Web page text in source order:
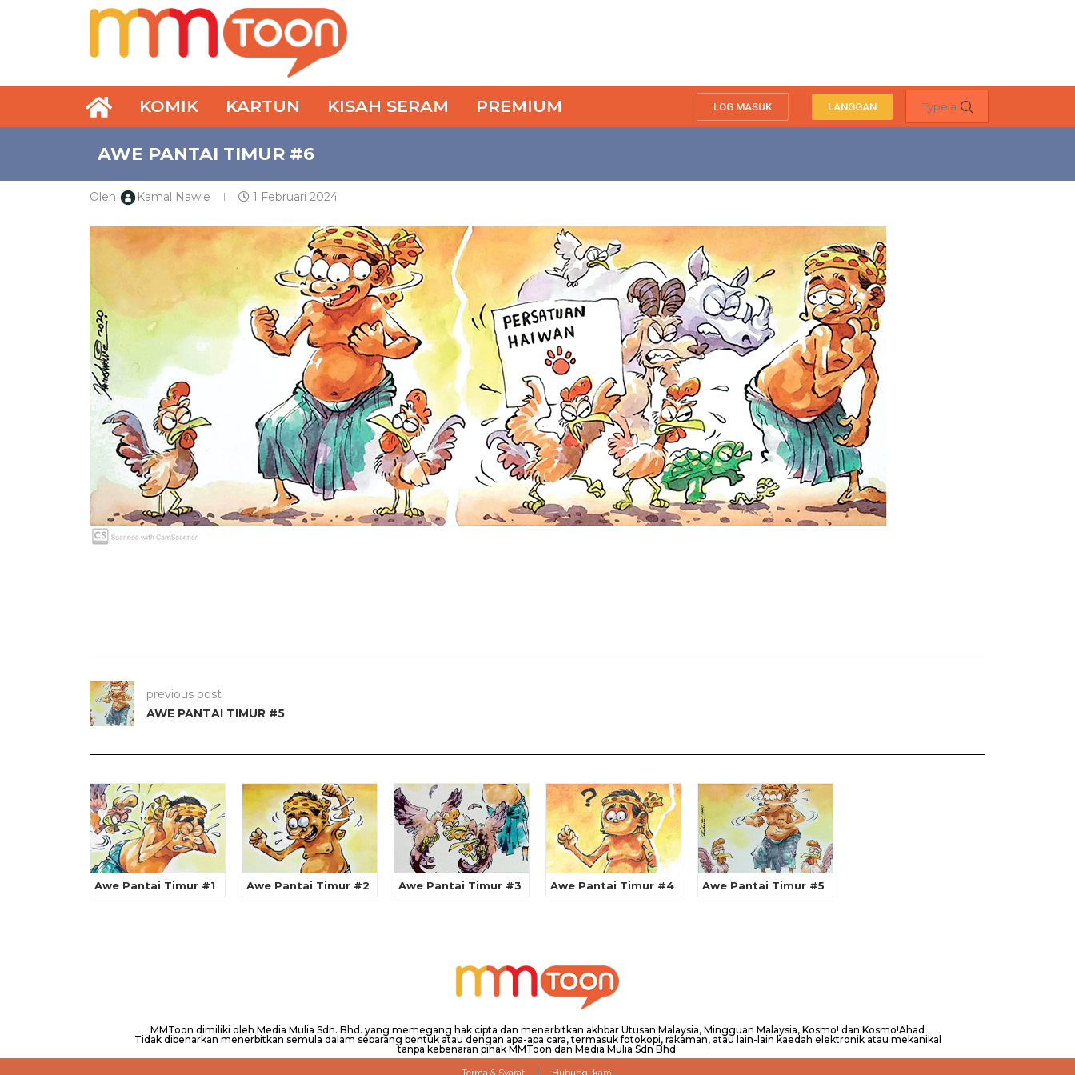
KOMIK KARTUN KISAH SERAM PREMIUM LOG MASUK LANGGAN
AWE PANTAI TIMUR #6
Oleh Kamal Nawie 1 Februari 2024
previous post
AWE PANTAI TIMUR #5
Awe Pantai Timur #1 Awe Pantai Timur #2 Awe Pantai Timur #3 Awe Pantai Timur #4 Awe Pantai Timur #5
MMToon dimiliki oleh Media Mulia Sdn. Bhd. yang memegang hak cipta dan menerbitkan akhbar Utusan Malaysia, Mingguan Malaysia, Kosmo! dan Kosmo!Ahad
Tidak dibenarkan menerbitkan semula dalam sebarang bentuk atau dengan apa-apa cara, termasuk fotokopi, rakaman, atau lain-lain kaedah elektronik atau mekanikal
tanpa kebenaran pihak MMToon dan Media Mulia Sdn Bhd.
Terma & Syarat Hubungi kami